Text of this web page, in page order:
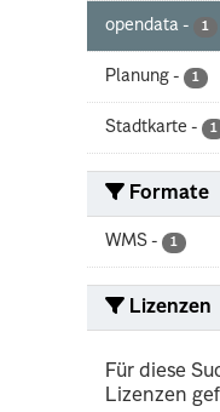
opendata - 1
Planung - 1
Stadtkarte - 1
Formate
WMS - 1
Lizenzen
Für diese
Lizenzen